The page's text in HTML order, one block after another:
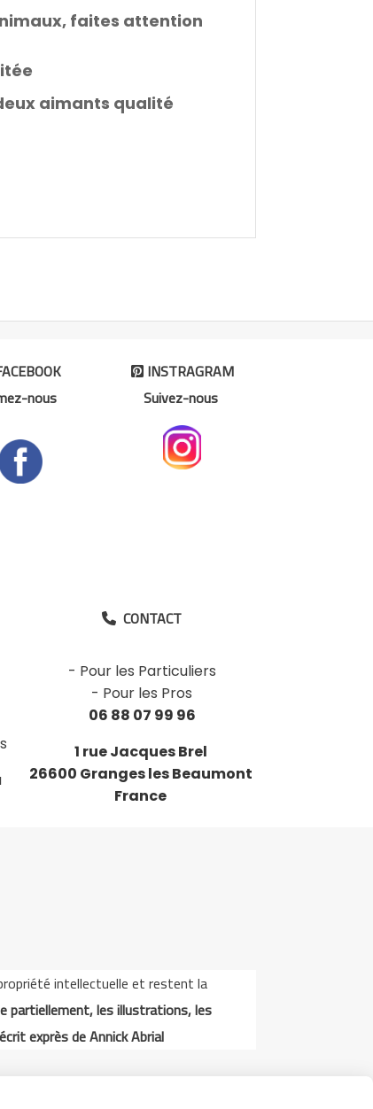
faites attention
aimants qualité
nous
INSTRAGRAM
Suivez-nous
 CONTACT
- Pour les Particuliers
- Pour les Pros
06 88 07 99 96
1 rue Jacques Brel
26600 Granges les Beaumont
France
intellectuelle et restent la
partiellement, les illustrations, les
exprès de Annick Abrial